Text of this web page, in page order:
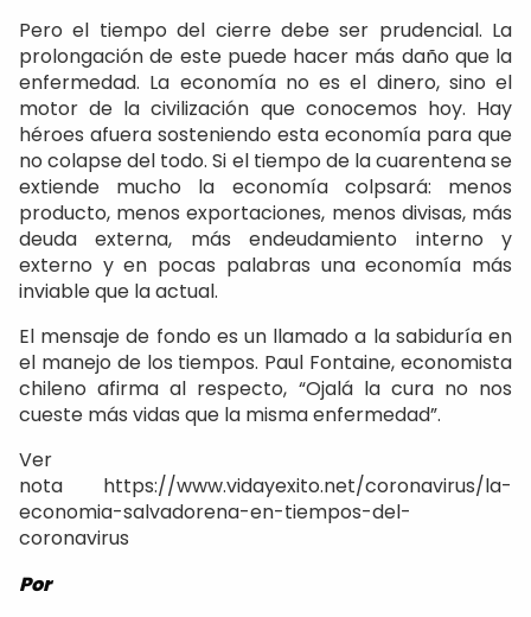
Pero el tiempo del cierre debe ser prudencial. La
prolongación de este puede hacer más daño que la
enfermedad. La economía no es el dinero, sino el
motor de la civilización que conocemos hoy. Hay
héroes afuera sosteniendo esta economía para que
no colapse del todo. Si el tiempo de la cuarentena se
extiende mucho la economía colpsará: menos
producto, menos exportaciones, menos divisas, más
deuda externa, más endeudamiento interno y
externo y en pocas palabras una economía más
inviable que la actual.
El mensaje de fondo es un llamado a la sabiduría en
el manejo de los tiempos. Paul Fontaine, economista
chileno afirma al respecto, “Ojalá la cura no nos
cueste más vidas que la misma enfermedad”.
Ver
nota https://www.vidayexito.net/coronavirus/la-
economia-salvadorena-en-tiempos-del-
coronavirus
Por